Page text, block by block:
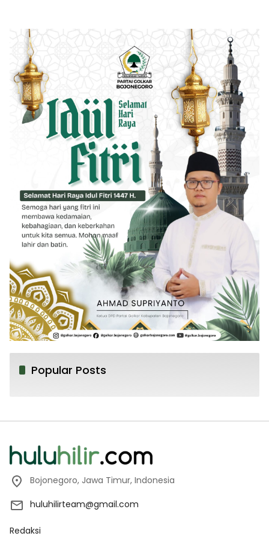
Popular Posts
Bojonegoro, Jawa Timur, Indonesia
huluhilirteam@gmail.com
Redaksi